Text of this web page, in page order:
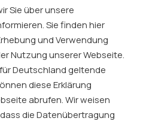
Sie über unsere
Sie finden hier
und Verwendung
Nutzung unserer Webseite.
Deutschland geltende
diese Erklärung
abrufen. Wir weisen
die Datenübertragung